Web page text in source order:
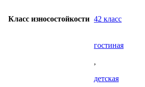
Класс износостойкости 42 класс
гостиная
,
детская